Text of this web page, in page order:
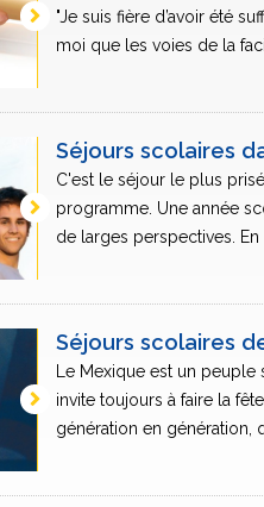
"Je suis fière d’avoir été
moi que les voies de la
Séjours scolaires
C'est le séjour le plus
programme. Une année
de larges perspectives.
Séjours scolaires
Le Mexique est un peuple
invite toujours à faire la
génération en génération,